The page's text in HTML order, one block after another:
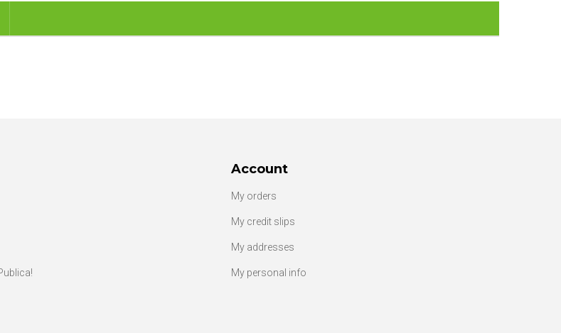
Account
My orders
My credit slips
My addresses
My personal info